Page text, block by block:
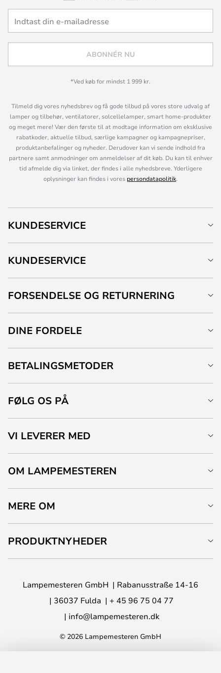
ABONNÉR NU
*Ved køb for mindst 1 999 kr.
Tilmeld dig vores nyhedsbrev og få gode tilbud på vores store udvalg af
lamper og tilbehør, ventilatorer, solcellelamper, smart home-produkter
og meget mere! Vær den første til at modtage information om eksklusive
rabatkoder, aktuelle tilbud, særlige kampagner og kampagnepriser,
produktanbefalinger og nyheder. Derudover kan vi sende indhold fra
partnere samt anmodninger om anmeldelser af dit køb. Du kan til enhver
tid afmelde dig via linket, der findes i alle nyhedsbreve. Yderligere
oplysninger kan findes i vores persondatapolitik.
KUNDESERVICE
KUNDESERVICE
FORSENDELSE OG RETURNERING
DINE FORDELE
BETALINGSMETODER
FØLG OS PÅ
VI LEVERER MED
OM LAMPEMESTEREN
MERE OM
PRODUKTNYHEDER
Lampemesteren GmbH
Rabanusstraße 14-16
36037 Fulda
+ 45 96 75 04 77
info@lampemesteren.dk
© 2026 Lampemesteren GmbH